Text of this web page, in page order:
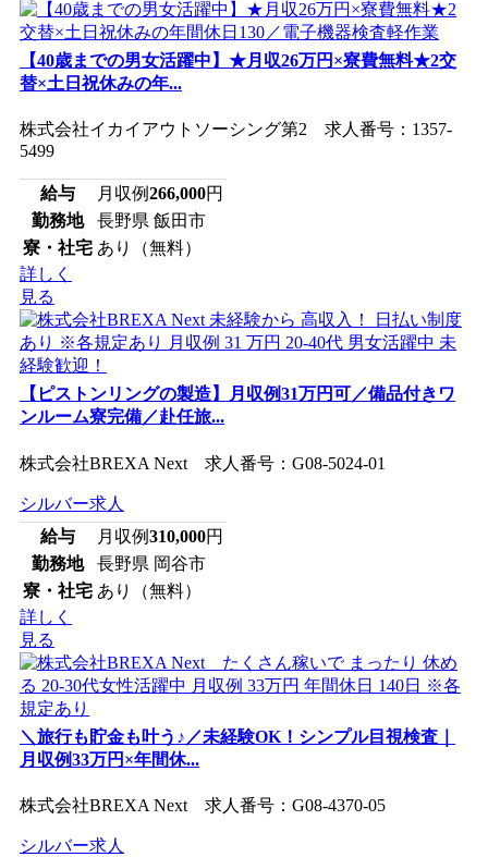
【40歳までの男女活躍中】★月収26万円×寮費無料★2交
替×土日祝休みの年...
株式会社イカイアウトソーシング第2 求人番号：1357-
5499
給与 月収例266,000円
勤務地
長野県 飯田市
寮・社宅 あり（無料）
詳しく
見る
【ピストンリングの製造】月収例31万円可／備品付きワ
ンルーム寮完備／赴任旅...
株式会社BREXA Next 求人番号：G08-5024-01
シルバー求人
給与
月収例310,000円
勤務地
長野県 岡谷市
寮・社宅 あり（無料）
詳しく
見る
＼旅行も貯金も叶う♪／未経験OK！シンプル目視検査｜
月収例33万円×年間休...
株式会社BREXA Next 求人番号：G08-4370-05
シルバー求人